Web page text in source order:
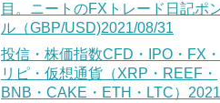
目。ニートのFXトレード日記ポ
ル（GBP/USD)2021/08/31
投信・株価指数CFD・IPO・FX
リピ・仮想通貨（XRP・REEF・
BNB・CAKE・ETH・LTC）